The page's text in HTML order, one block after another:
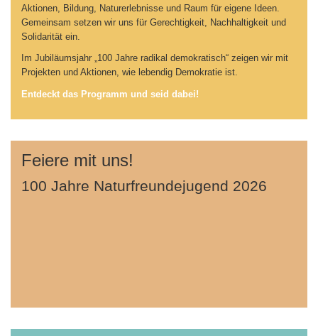
Aktionen, Bildung, Naturerlebnisse und Raum für eigene Ideen.
Gemeinsam setzen wir uns für Gerechtigkeit, Nachhaltigkeit und
Solidarität ein.
Im Jubiläumsjahr „100 Jahre radikal demokratisch“ zeigen wir mit
Projekten und Aktionen, wie lebendig Demokratie ist.
Entdeckt das Programm und seid dabei!
Feiere mit uns!
100 Jahre Naturfreundejugend 2026